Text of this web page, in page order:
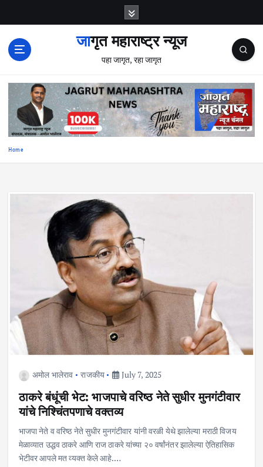
जागृत महाराष्ट्र न्यूज
पहा जागृत, रहा जागृत
Home
अमोल भालेराव राजकीय July 7, 2025
ठाकरे बंधूंची भेट: भाजपाचे वरिष्ठ नेते सुधीर मुनगंटीवार
यांचे निश्चिंतपणाचे वक्तव्य
भाजपा नेते व वरिष्ठ नेते सुधीर मुनगंटीवार यांनी वरळी येथे झालेल्या मराठी विजय
मेळाव्यात उद्धव ठाकरे आणि राज ठाकरे यांच्या २० वर्षांनंतर झालेल्या ऐतिहासिक
भेटीवर आपले मत व्यक्त केले आहे.…